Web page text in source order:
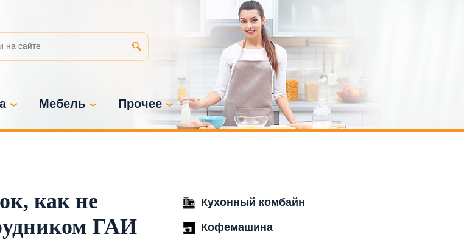
Мебель Прочее
как не
ГАИ
Кухонный комбайн
Кофемашина